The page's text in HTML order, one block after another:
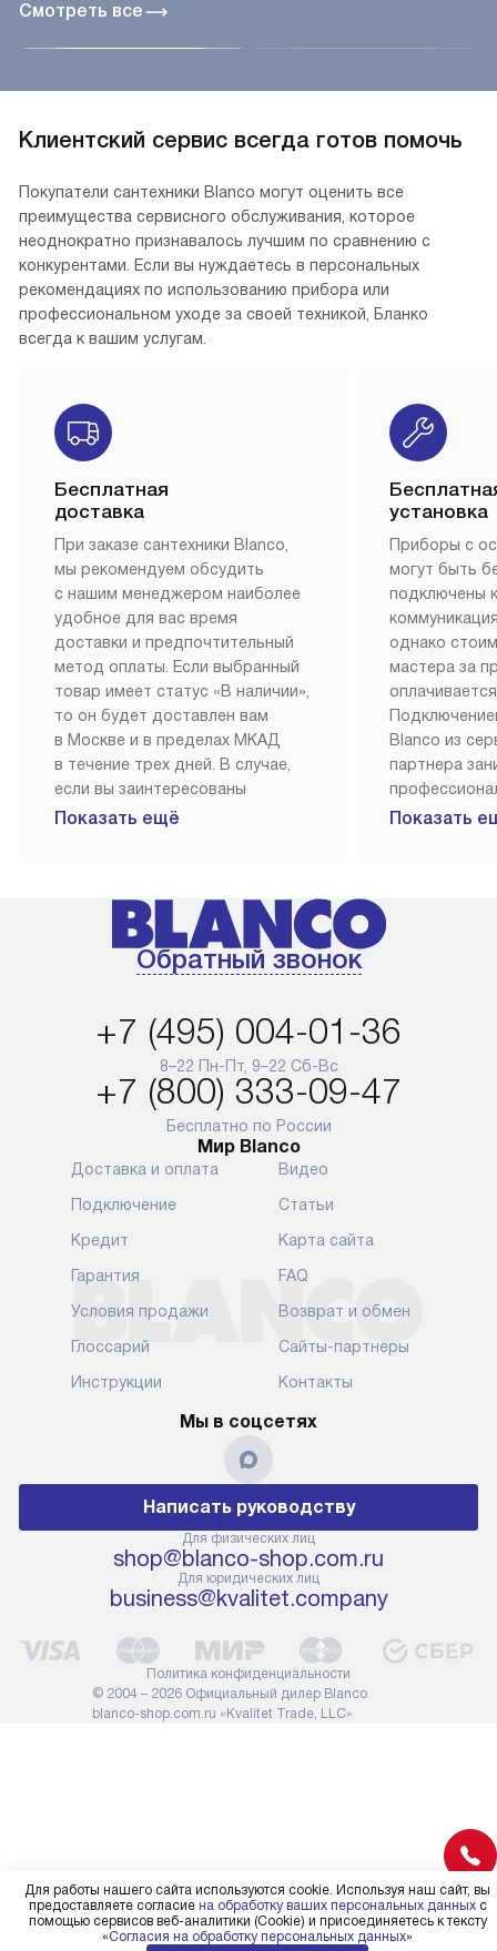
Смотреть все
Клиентский сервис всегда готов помочь
Покупатели сантехники Blanco могут оценить все
преимущества сервисного обслуживания, которое
неоднократно признавалось лучшим по сравнению с
конкурентами. Если вы нуждаетесь в персональных
рекомендациях по использованию прибора или
профессиональном уходе за своей техникой, Бланко
всегда к вашим услугам.
Бесплатная
доставка
При заказе сантехники Blanco,
мы рекомендуем обсудить
с нашим менеджером наиболее
удобное для вас время
доставки и предпочтительный
метод оплаты. Если выбранный
товар имеет статус «В наличии»,
то он будет доставлен вам
в Москве и в пределах МКАД
в течение трех дней. В случае,
если вы заинтересованы
в товаре, который доступен
менеджером на сайте. Товары
с особым лейблом
доставляются бесплатно
аксессуаров не предусмотрена.
Для доставки в другие регионы
мы используем услуги
транспортной компании.
Уточняйте все условия доставки
у нашего менеджера при
оформлении заказа.
В установленный день наша
упакованный прибор прямо
к вашей двери или до прихожей.
Если вам необходимо
переместить прибор к месту его
установки, пожалуйста,
предварительно обсудите это
с нашим менеджером. Эта
подлежит оплате. Важно
помнить, что если размеры
прибора не позволяют его
проходу через дверной проем,
сотрудники транспортной
службы не имеют права
или другие выступающие
элементы, так как это может
повлиять на гарантийное
обслуживание в будущем.
Показать ещё
установка
Приборы с
могут быть
подключены
однако
мастера за
Blanco из
партнера
Наш сервис
возможные
Готовые
первый
расходных
требуется
Показать
Обратный звонок
+7 (495) 004-01-36
8–22 Пн-Пт, 9–22 Сб-Вс
+7 (800) 333-09-47
Бесплатно по России
Мир Blanco
Доставка и оплата
Подключение
Кредит
Гарантия
Условия продажи
Глоссарий
Инструкции
Видео
Статьи
Карта сайта
FAQ
Возврат и обмен
Сайты-партнеры
Контакты
Мы в соцсетях
Написать руководству
Для физических лиц
shop@blanco-shop.com.ru
Для юридических лиц
business@kvalitet.company
© 2004 – 2026 Официальный дилер Blanco
blanco-shop.com.ru «Kvalitet Trade, LLC»
Политика конфиденциальности
Для работы нашего сайта используются cookie. Используя наш сайт, вы
предоставляете согласие на обработку ваших персональных данныхс
помощью сервисов веб-аналитики (Cookie) и присоединяетесь к тексту
«Согласия на обработку персональных данных»